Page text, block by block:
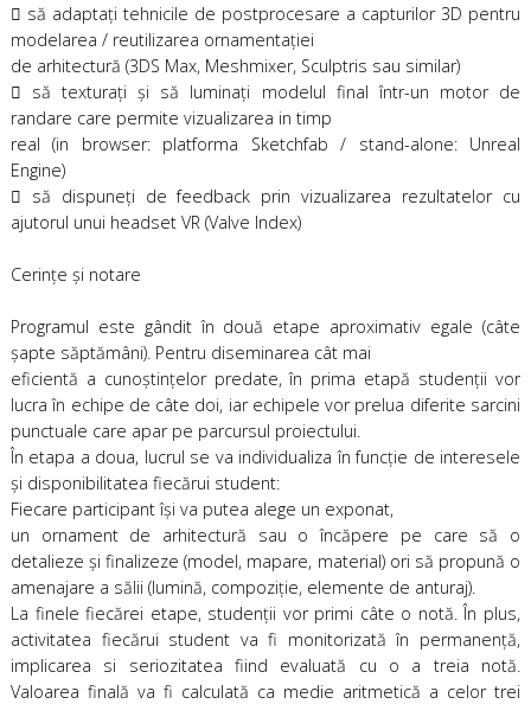
 să adaptaţi tehnicile de postprocesare a capturilor 3D pentru
modelarea / reutilizarea ornamentaţiei
de arhitectură (3DS Max, Meshmixer, Sculptris sau similar)
 să texturaţi şi să luminaţi modelul final într-un motor de
randare care permite vizualizarea in timp
real (in browser: platforma Sketchfab / stand-alone: Unreal
Engine)
 să dispuneţi de feedback prin vizualizarea rezultatelor cu
ajutorul unui headset VR (Valve Index)
Cerinţe şi notare
Programul este gândit în două etape aproximativ egale (câte
şapte săptămâni). Pentru diseminarea cât mai
eficientă a cunoştinţelor predate, în prima etapă studenţii vor
lucra în echipe de câte doi, iar echipele vor prelua diferite sarcini
punctuale care apar pe parcursul proiectului.
În etapa a doua, lucrul se va individualiza în funcţie de interesele
şi disponibilitatea fiecărui student:
Fiecare participant îşi va putea alege un exponat,
un ornament de arhitectură sau o încăpere pe care să o
detalieze şi finalizeze (model, mapare, material) ori să propună o
amenajare a sălii (lumină, compoziţie, elemente de anturaj).
La finele fiecărei etape, studenţii vor primi câte o notă. În plus,
activitatea fiecărui student va fi monitorizată în permanenţă,
implicarea si seriozitatea fiind evaluată cu o a treia notă.
Valoarea finală va fi calculată ca medie aritmetică a celor trei